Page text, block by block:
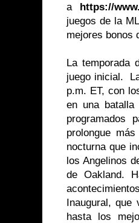
a https://
juegos de la
mejores bonos
La temporada
juego inicial.
p.m. ET, con
en una
programados
prolongue
nocturna que
los Angelinos
de Oakland.
Inaugural, que
hasta los